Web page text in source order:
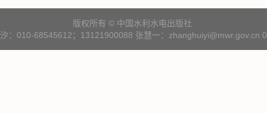
版权所有 © 中国水利水电出版社
：010-68545612；13121900088 张慧一：zhanghuiyi@mwr.gov.cn